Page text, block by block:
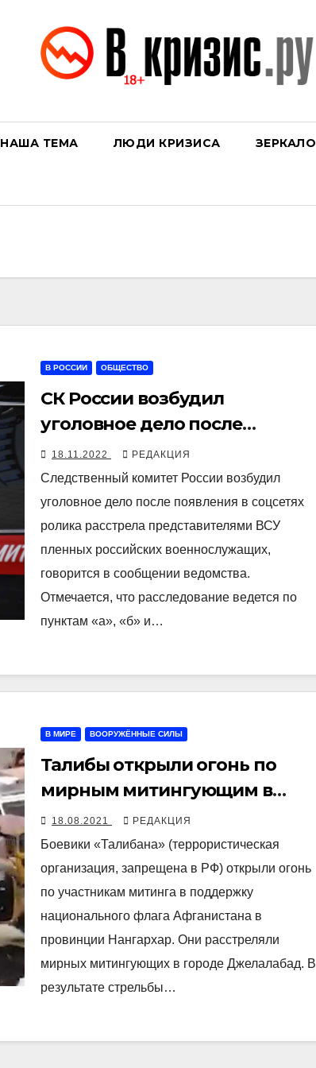
НАША ТЕМА ЛЮДИ КРИЗИСА ЗЕРКАЛО
В РОССИИ ОБЩЕСТВО
СК России возбудил
уголовное дело после
появления видео расстрела
представителями ВСУ
пленных российских военных
18.11.2022 РЕДАКЦИЯ
Следственный комитет России возбудил
уголовное дело после появления в соцсетях
ролика расстрела представителями ВСУ
пленных российских военнослужащих,
говорится в сообщении ведомства.
Отмечается, что расследование ведется по
пунктам «а», «б» и…
В МИРЕ ВООРУЖЁННЫЕ СИЛЫ
Талибы открыли огонь по
мирным митингующим в
афганской провинции
Нангархар
18.08.2021 РЕДАКЦИЯ
Боевики «Талибана» (террористическая
организация, запрещена в РФ) открыли огонь
по участникам митинга в поддержку
национального флага Афганистана в
провинции Нангархар. Они расстреляли
мирных митингующих в городе Джелалабад. В
результате стрельбы…